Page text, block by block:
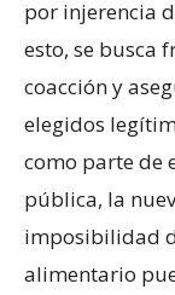
por injerencia
esto, se busca
coacción y
elegidos
como parte de
pública, la
imposibilidad
alimentario